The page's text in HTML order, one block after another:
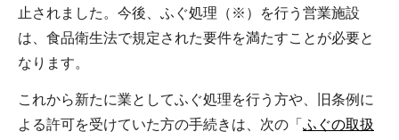
止されました。今後、ふぐ処理（※）を行う営業施設
は、食品衛生法で規定された要件を満たすことが必要と
なります。
これから新たに業としてふぐ処理を行う方や、旧条例に
よる許可を受けていた方の手続きは、次の「 ふぐの取扱